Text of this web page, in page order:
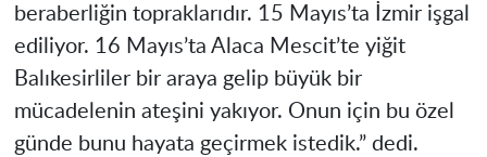
beraberliğin topraklarıdır. 15 Mayıs’ta İzmir işgal
ediliyor. 16 Mayıs’ta Alaca Mescit’te yiğit
Balıkesirliler bir araya gelip büyük bir
mücadelenin ateşini yakıyor. Onun için bu özel
günde bunu hayata geçirmek istedik.” dedi.